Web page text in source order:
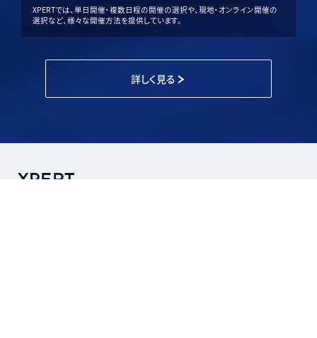
XPERTでは、単日開催・複数日程の開催の選択や、現地・オンライン開催の
選択など、様々な開催方法を提供しています。
詳しく見る